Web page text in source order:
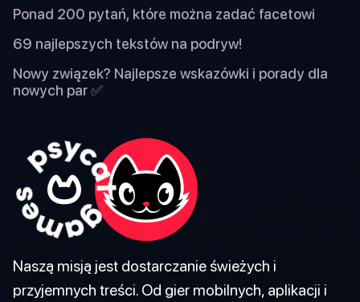
Ponad 200 pytań, które można zadać facetowi
69 najlepszych tekstów na podryw!
Nowy związek? Najlepsze wskazówki i porady dla
nowych par ✅
Naszą misją jest dostarczanie świeżych i
przyjemnych treści. Od gier mobilnych, aplikacji i